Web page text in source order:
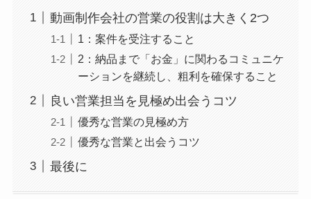
動画制作会社の営業の役割は大きく2つ
1：案件を受注すること
2：納品まで「お金」に関わるコミュニケ
ーションを継続し、粗利を確保すること
良い営業担当を見極め出会うコツ
優秀な営業の見極め方
優秀な営業と出会うコツ
最後に